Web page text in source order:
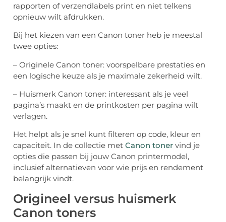
rapporten of verzendlabels print en niet telkens
opnieuw wilt afdrukken.
Bij het kiezen van een Canon toner heb je meestal
twee opties:
– Originele Canon toner: voorspelbare prestaties en
een logische keuze als je maximale zekerheid wilt.
– Huismerk Canon toner: interessant als je veel
pagina’s maakt en de printkosten per pagina wilt
verlagen.
Het helpt als je snel kunt filteren op code, kleur en
capaciteit. In de collectie met Canon toner vind je
opties die passen bij jouw Canon printermodel,
inclusief alternatieven voor wie prijs en rendement
belangrijk vindt.
Origineel versus huismerk
Canon toners